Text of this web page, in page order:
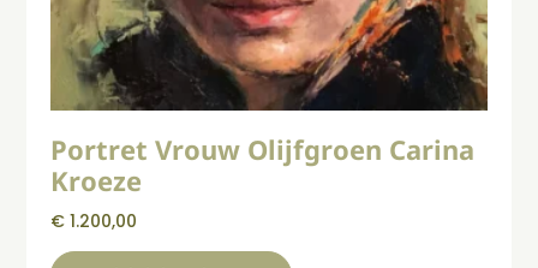
Portret Vrouw Olijfgroen Carina
Kroeze
€ 1.200,00